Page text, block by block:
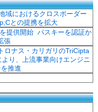
域におけるクロスボーダー
との提携を拡大
提供開始 パスキーを認証か
張
ロナス・カリガリのTriCipta
り、上流事業向けエンジニ
推進